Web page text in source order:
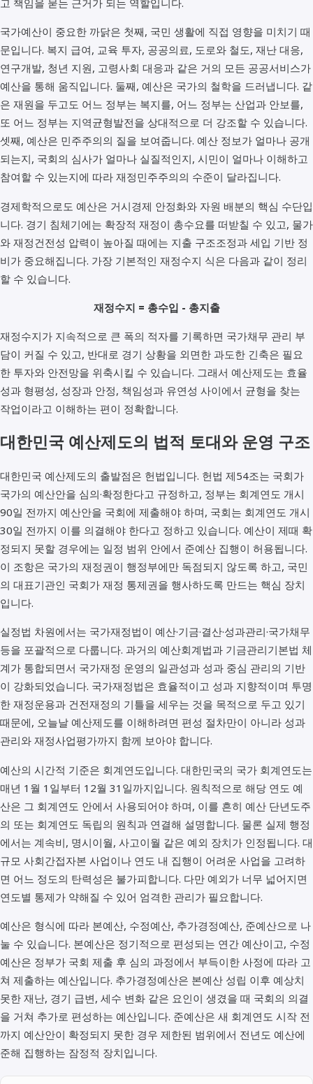
고 책임을 묻는 근거가 되는 역할입니다.
국가예산이 중요한 까닭은 첫째, 국민 생활에 직접 영향을 미치기 때
문입니다. 복지 급여, 교육 투자, 공공의료, 도로와 철도, 재난 대응,
연구개발, 청년 지원, 고령사회 대응과 같은 거의 모든 공공서비스가
예산을 통해 움직입니다. 둘째, 예산은 국가의 철학을 드러냅니다. 같
은 재원을 두고도 어느 정부는 복지를, 어느 정부는 산업과 안보를,
또 어느 정부는 지역균형발전을 상대적으로 더 강조할 수 있습니다.
셋째, 예산은 민주주의의 질을 보여줍니다. 예산 정보가 얼마나 공개
되는지, 국회의 심사가 얼마나 실질적인지, 시민이 얼마나 이해하고
참여할 수 있는지에 따라 재정민주주의의 수준이 달라집니다.
경제학적으로도 예산은 거시경제 안정화와 자원 배분의 핵심 수단입
니다. 경기 침체기에는 확장적 재정이 총수요를 떠받칠 수 있고, 물가
와 재정건전성 압력이 높아질 때에는 지출 구조조정과 세입 기반 정
비가 중요해집니다. 가장 기본적인 재정수지 식은 다음과 같이 정리
할 수 있습니다.
재정수지 = 총수입 - 총지출
재정수지가 지속적으로 큰 폭의 적자를 기록하면 국가채무 관리 부
담이 커질 수 있고, 반대로 경기 상황을 외면한 과도한 긴축은 필요
한 투자와 안전망을 위축시킬 수 있습니다. 그래서 예산제도는 효율
성과 형평성, 성장과 안정, 책임성과 유연성 사이에서 균형을 찾는
작업이라고 이해하는 편이 정확합니다.
대한민국 예산제도의 법적 토대와 운영 구조
대한민국 예산제도의 출발점은 헌법입니다. 헌법 제54조는 국회가
국가의 예산안을 심의·확정한다고 규정하고, 정부는 회계연도 개시
90일 전까지 예산안을 국회에 제출해야 하며, 국회는 회계연도 개시
30일 전까지 이를 의결해야 한다고 정하고 있습니다. 예산이 제때 확
정되지 못할 경우에는 일정 범위 안에서 준예산 집행이 허용됩니다.
이 조항은 국가의 재정권이 행정부에만 독점되지 않도록 하고, 국민
의 대표기관인 국회가 재정 통제권을 행사하도록 만드는 핵심 장치
입니다.
실정법 차원에서는 국가재정법이 예산·기금·결산·성과관리·국가채무
등을 포괄적으로 다룹니다. 과거의 예산회계법과 기금관리기본법 체
계가 통합되면서 국가재정 운영의 일관성과 성과 중심 관리의 기반
이 강화되었습니다. 국가재정법은 효율적이고 성과 지향적이며 투명
한 재정운용과 건전재정의 기틀을 세우는 것을 목적으로 두고 있기
때문에, 오늘날 예산제도를 이해하려면 편성 절차만이 아니라 성과
관리와 재정사업평가까지 함께 보아야 합니다.
예산의 시간적 기준은 회계연도입니다. 대한민국의 국가 회계연도는
매년 1월 1일부터 12월 31일까지입니다. 원칙적으로 해당 연도 예
산은 그 회계연도 안에서 사용되어야 하며, 이를 흔히 예산 단년도주
의 또는 회계연도 독립의 원칙과 연결해 설명합니다. 물론 실제 행정
에서는 계속비, 명시이월, 사고이월 같은 예외 장치가 인정됩니다. 대
규모 사회간접자본 사업이나 연도 내 집행이 어려운 사업을 고려하
면 어느 정도의 탄력성은 불가피합니다. 다만 예외가 너무 넓어지면
연도별 통제가 약해질 수 있어 엄격한 관리가 필요합니다.
예산은 형식에 따라 본예산, 수정예산, 추가경정예산, 준예산으로 나
눌 수 있습니다. 본예산은 정기적으로 편성되는 연간 예산이고, 수정
예산은 정부가 국회 제출 후 심의 과정에서 부득이한 사정에 따라 고
쳐 제출하는 예산입니다. 추가경정예산은 본예산 성립 이후 예상치
못한 재난, 경기 급변, 세수 변화 같은 요인이 생겼을 때 국회의 의결
을 거쳐 추가로 편성하는 예산입니다. 준예산은 새 회계연도 시작 전
까지 예산안이 확정되지 못한 경우 제한된 범위에서 전년도 예산에
준해 집행하는 잠정적 장치입니다.